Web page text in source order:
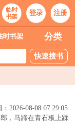
临时
书架
登录 注册
时书架 分类
2026-08-08 07:29:05
，马蹄在青石板上踩